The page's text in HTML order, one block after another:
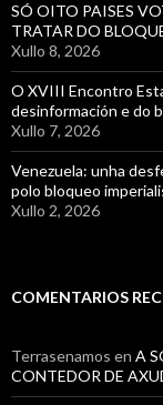
SÓ OITO PAISES
TRATAR DO
Xullo 8, 2026
O XVIII Encontro
desinformación e do
Xullo 7, 2026
Venezuela: unha
polo bloqueo
Xullo 2, 2026
COMENTARIOS
Terrasenamos en A
CONTEDOR DE